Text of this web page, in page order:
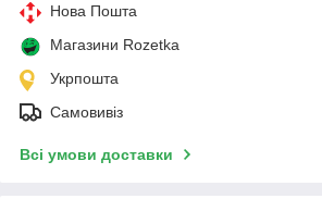
Нова Пошта
Магазини Rozetka
Укрпошта
Самовивіз
Всі умови доставки